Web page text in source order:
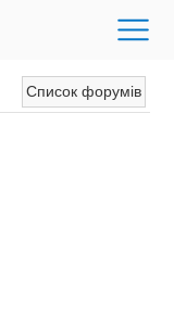
Список форумів